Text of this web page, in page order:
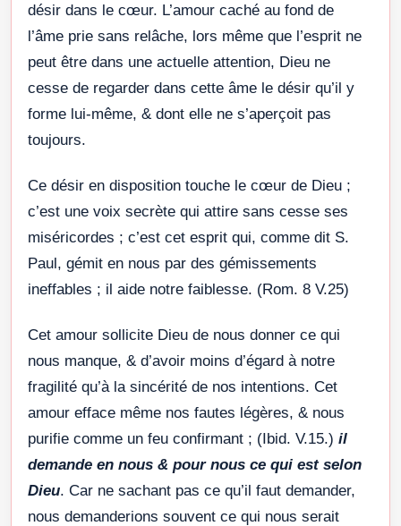
désir dans le cœur. L’amour caché au fond de
l’âme prie sans relâche, lors même que l’esprit ne
peut être dans une actuelle attention, Dieu ne
cesse de regarder dans cette âme le désir qu’il y
forme lui-même, & dont elle ne s’aperçoit pas
toujours.
Ce désir en disposition touche le cœur de Dieu ;
c’est une voix secrète qui attire sans cesse ses
miséricordes ; c’est cet esprit qui, comme dit S.
Paul, gémit en nous par des gémissements
ineffables ; il aide notre faiblesse. (Rom. 8 V.25)
Cet amour sollicite Dieu de nous donner ce qui
nous manque, & d’avoir moins d’égard à notre
fragilité qu’à la sincérité de nos intentions. Cet
amour efface même nos fautes légères, & nous
purifie comme un feu confirmant ; (Ibid. V.15.) il
demande en nous & pour nous ce qui est selon
Dieu. Car ne sachant pas ce qu’il faut demander,
nous demanderions souvent ce qui nous serait